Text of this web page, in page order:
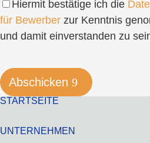
Hiermit bestätige ich die
für Bewerber zur Kenntnis
und damit einverstanden zu
lasse
dieses
leer.
lasse
dieses
leer.
Abschicken
STARTSEITE
UNTERNEHMEN